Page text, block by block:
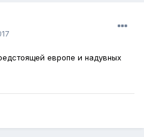
европе и надувных